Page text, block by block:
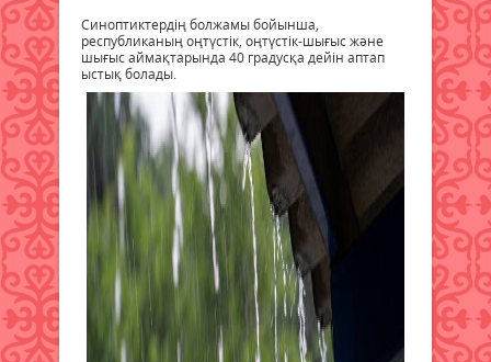
Синоптиктердің болжамы бойынша,
республиканың оңтүстік, оңтүстік-шығыс және
шығыс аймақтарында 40 градусқа дейін аптап
ыстық болады.